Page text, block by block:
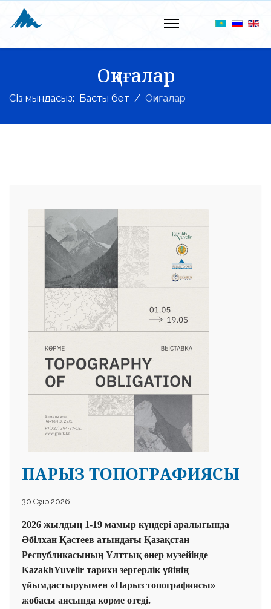
Оқиғалар
Сіз мындасыз: Басты бет Оқиғалар
ПАРЫЗ ТОПОГРАФИЯСЫ
30 Сәуір 2026
2026 жылдың 1-19 мамыр күндері аралығында
Әбілхан Қастеев атындағы Қазақстан
Республикасының Ұлттық өнер музейінде
KazakhYuvelir тарихи зергерлік үйінің
ұйымдастыруымен «Парыз топографиясы»
жобасы аясында көрме өтеді.